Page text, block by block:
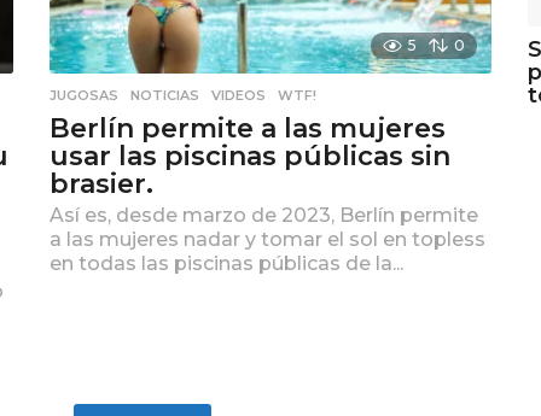
5 0
JUGOSAS ,NOTICIAS ,VIDEOS ,WTF!
Berlín permite a las mujeres
usar las piscinas públicas sin
brasier.
Así es, desde marzo de 2023, Berlín permite
a las mujeres nadar y tomar el sol en topless
en todas las piscinas públicas de la...